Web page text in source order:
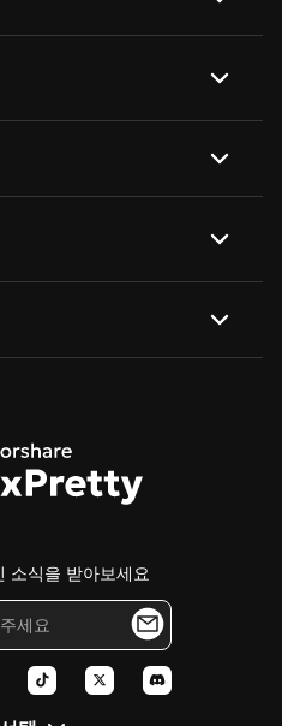
소식을 받아보세요